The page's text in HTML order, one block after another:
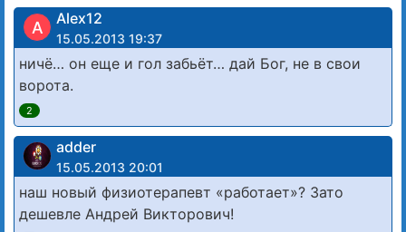
A Alex12
15.05.2013 19:37
ничё… он еще и гол забьёт… дай Бог, не в свои
ворота.
2
adder
15.05.2013 20:01
наш новый физиотерапевт «работает»? Зато
дешевле Андрей Викторович!